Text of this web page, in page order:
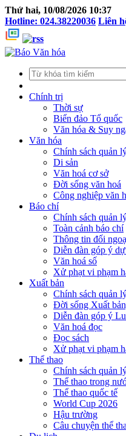
Thứ hai, 10/08/2026 10:37
Hotline: 024.38220036 Liên
Chính trị
Thời sự
Biển đảo Tổ quốc
Văn hóa & Suy
Văn hóa
Chính sách quản
Di sản
Văn hoá cơ sở
Đời sống văn hoá
Công nghiệp văn
Báo chí
Chính sách quản
Toàn cảnh báo chí
Thông tin đối
Diễn đàn góp ý
Văn hoá số
Xử phạt vi phạm
Xuất bản
Chính sách quản
Đời sống Xuất
Diễn đàn góp ý
Văn hoá đọc
Đọc sách
Xử phạt vi phạm
Thể thao
Chính sách quản
Thể thao trong
Thể thao quốc tế
World Cup 2026
Hậu trường
Câu chuyện thể